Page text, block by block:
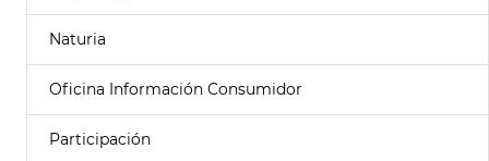
Naturia
Oficina Información Consumidor
Participación